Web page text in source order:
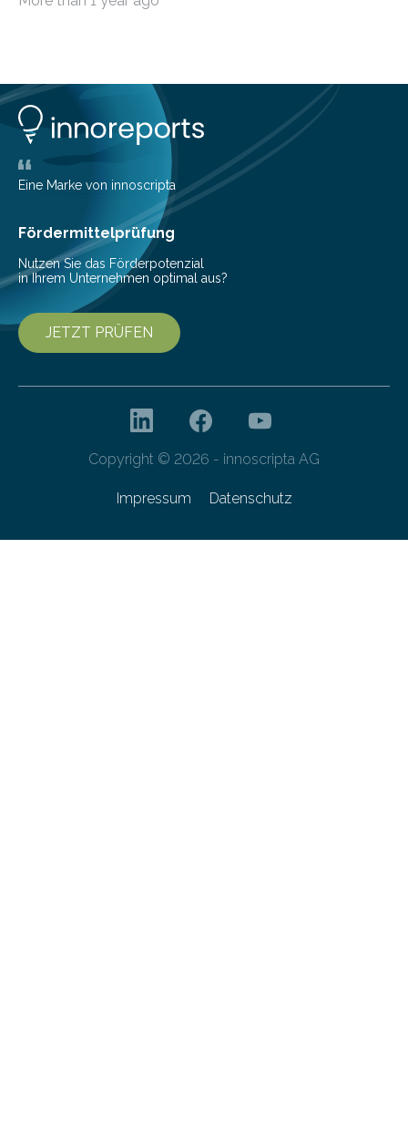
Kommunikationsgeräte leitet, wird genau…
Eine Marke von innoscripta
Fördermittelprüfung
Nutzen Sie das Förderpotenzial
in Ihrem Unternehmen optimal aus?
JETZT PRÜFEN
Copyright © 2026 - innoscripta AG
Impressum Datenschutz